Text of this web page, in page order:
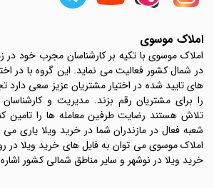
املاک موسوی
املاک موسوی با تکیه بر کارشناسان مجرب خود در
در شمال کشور فعالیت می نماید. این گروه با در
های تایید شده در اختیار مشتریان عزیز سعی
را برای مشتریان رقم بزند. مدیریت و
شعبه فعال در مازندران شما در خرید ویلا یاری
املاک موسوی می توان به فایل های خرید ویلا در
خرید ویلا در نوشهر و سایر مناطق شمالی کشور